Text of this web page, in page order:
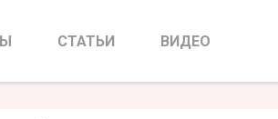
СТАТЬИ ВИДЕО